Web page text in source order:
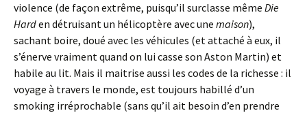
violence (de façon extrême, puisqu’il surclasse même Die
Harden détruisant un hélicoptère avec une maison),
sachant boire, doué avec les véhicules (et attaché à eux, il
s’énerve vraiment quand on lui casse son Aston Martin) et
habile au lit. Mais il maitrise aussi les codes de la richesse : il
voyage à travers le monde, est toujours habillé d’un
smoking irréprochable (sans qu’il ait besoin d’en prendre